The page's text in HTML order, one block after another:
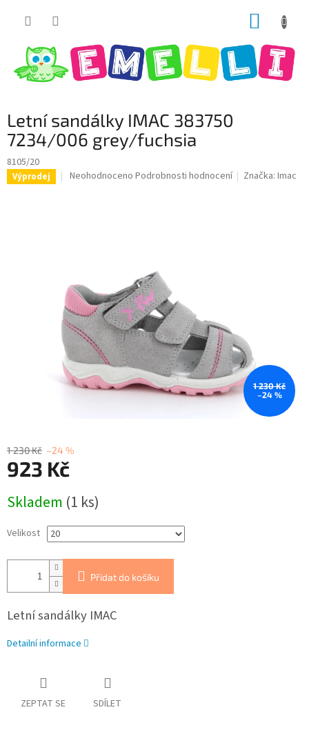
Letní sandálky IMAC 383750
7234/006 grey/fuchsia
8105/20
Výprodej
Průměrné
Neohodnoceno Podrobnosti hodnocení Značka:Imac
1 230 Kč
–24 %
1 230 Kč –24 %
923 Kč
cena:
Skladem (1 ks)
Velikost
Přidat do košíku
Letní sandálky IMAC
Detailní informace
ZEPTAT SE SDÍLET